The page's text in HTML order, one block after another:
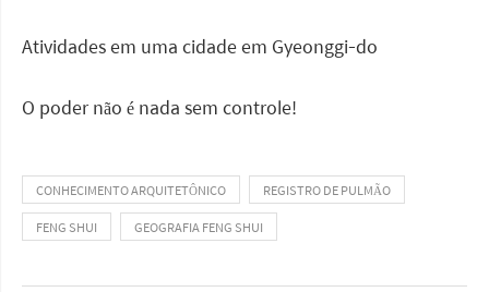
Atividades em uma cidade em Gyeonggi-do
O poder não é nada sem controle!
CONHECIMENTO ARQUITETÔNICO
REGISTRO DE PULMÃO
FENG SHUI
GEOGRAFIA FENG SHUI